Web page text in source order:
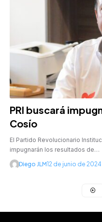
PRI buscará
Cosío
El Partido Revolucionario
impugnarán los resultados de…
Diego JLM12 de junio de 2024